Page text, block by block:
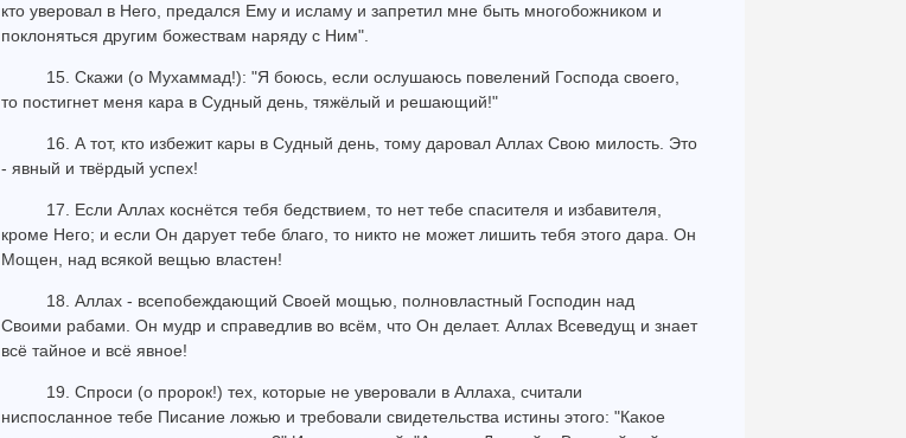
кто уверовал в Него, предался Ему и исламу и запретил мне быть многобожником и
поклоняться другим божествам наряду с Ним".
15. Скажи (о Мухаммад!): "Я боюсь, если ослушаюсь повелений Господа своего,
то постигнет меня кара в Судный день, тяжёлый и решающий!"
16. А тот, кто избежит кары в Судный день, тому даровал Аллах Свою милость. Это
- явный и твёрдый успех!
17. Если Аллах коснётся тебя бедствием, то нет тебе спасителя и избавителя,
кроме Него; и если Он дарует тебе благо, то никто не может лишить тебя этого дара. Он
Мощен, над всякой вещью властен!
18. Аллах - всепобеждающий Своей мощью, полновластный Господин над
Своими рабами. Он мудр и справедлив во всём, что Он делает. Аллах Всеведущ и знает
всё тайное и всё явное!
19. Спроси (о пророк!) тех, которые не уверовали в Аллаха, считали
ниспосланное тебе Писание ложью и требовали свидетельства истины этого: "Какое